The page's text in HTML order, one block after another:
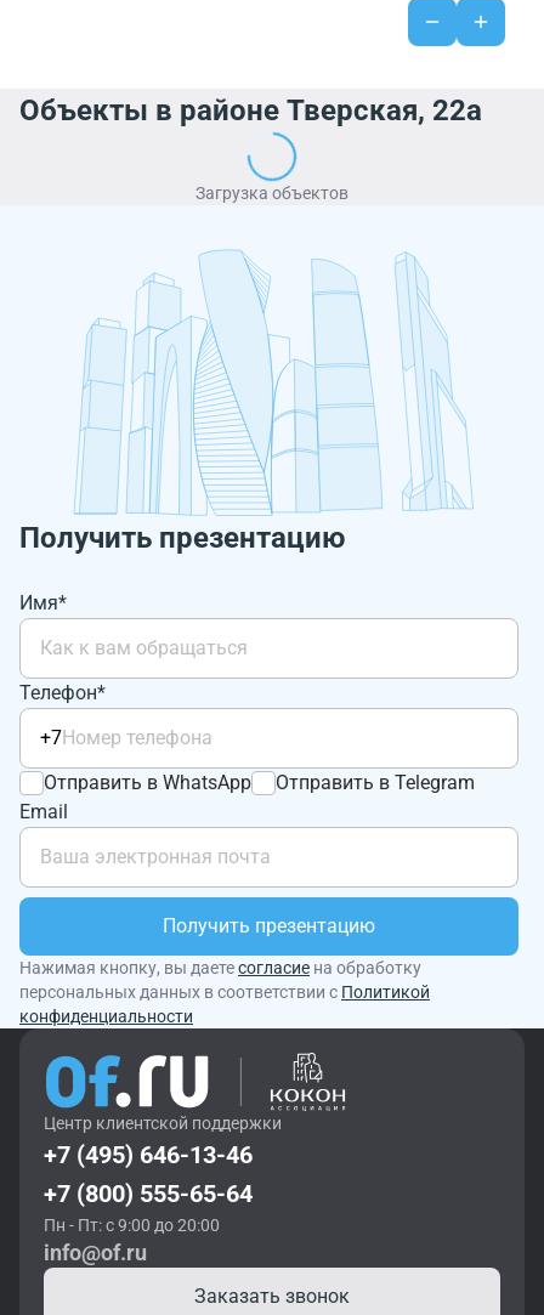
Объекты в районе Тверская, 22а
Загрузка объектов
Получить презентацию
Имя*
Телефон*
+7
Отправить в WhatsApp
Отправить в Telegram
Email
Получить презентацию
Нажимая кнопку, вы даетесогласие на обработку
персональных данных в соответствии с Политикой
конфиденциальности
Центр клиентской поддержки
+7 (495) 646-13-46
+7 (800) 555-65-64
Пн - Пт: с 9:00 до 20:00
info@of.ru
Заказать звонок